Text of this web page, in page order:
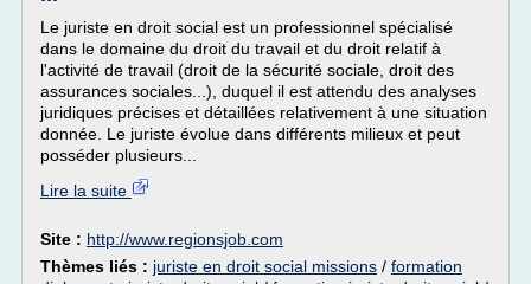
Le juriste en droit social est un professionnel spécialisé
dans le domaine du droit du travail et du droit relatif à
l'activité de travail (droit de la sécurité sociale, droit des
assurances sociales...), duquel il est attendu des analyses
juridiques précises et détaillées relativement à une situation
donnée. Le juriste évolue dans différents milieux et peut
posséder plusieurs...
Lire la suite
Site : http://www.regionsjob.com
Thèmes liés : juriste en droit social missions / formation